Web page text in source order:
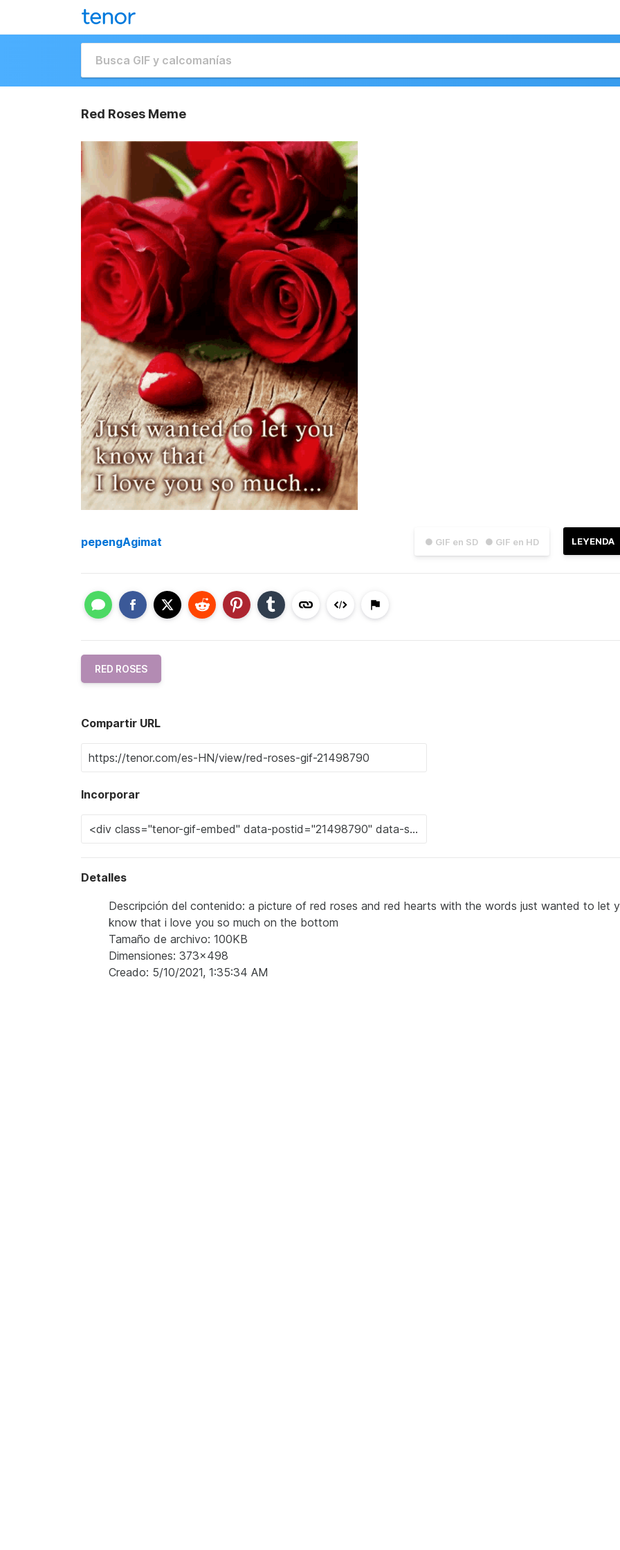
Red Roses Meme
● GIF en SD ● GIF en HD LEYENDA
pepengAgimat
RED ROSES
Compartir URL
Incorporar
Detalles
Descripción del contenido: a picture of red roses and red hearts with the words just wanted to let
know that i love you so much on the bottom
Tamaño de archivo: 100KB
Dimensiones: 373x498
Creado: 5/10/2021, 1:35:34 AM